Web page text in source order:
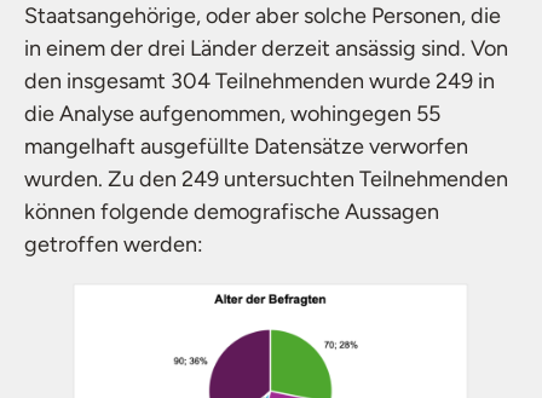
Staatsangehörige, oder aber solche Personen, die
in einem der drei Länder derzeit ansässig sind. Von
den insgesamt 304 Teilnehmenden wurde 249 in
die Analyse aufgenommen, wohingegen 55
mangelhaft ausgefüllte Datensätze verworfen
wurden. Zu den 249 untersuchten Teilnehmenden
können folgende demografische Aussagen
getroffen werden: